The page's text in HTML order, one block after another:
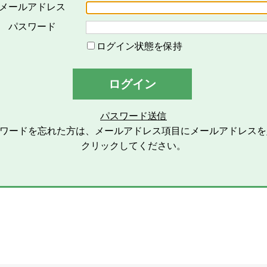
対するメールの配信その他のサービスを意味し、その具体的
「会員」とは、本サービスの利用希望者で、本規約に同意の
い、会員登録を完了した方を意味します。
「登録情報」とは、本サービスの利用のために会員が当社グ
「個人情報」とは、個人情報保護の保護に関する法律第２条
本規約は、本サービスの利用に関する一切の事項に適用され
ールアドレス
パスワード
ログイン状態を保持
ログイン
パスワード送信
ードを忘れた方は、メールアドレス項目にメールアドレス
クリックしてください。